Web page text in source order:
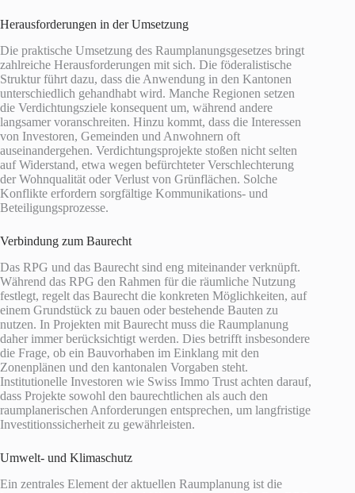
Herausforderungen in der Umsetzung
Die praktische Umsetzung des Raumplanungsgesetzes bringt
zahlreiche Herausforderungen mit sich. Die föderalistische
Struktur führt dazu, dass die Anwendung in den Kantonen
unterschiedlich gehandhabt wird. Manche Regionen setzen
die Verdichtungsziele konsequent um, während andere
langsamer voranschreiten. Hinzu kommt, dass die Interessen
von Investoren, Gemeinden und Anwohnern oft
auseinandergehen. Verdichtungsprojekte stoßen nicht selten
auf Widerstand, etwa wegen befürchteter Verschlechterung
der Wohnqualität oder Verlust von Grünflächen. Solche
Konflikte erfordern sorgfältige Kommunikations- und
Beteiligungsprozesse.
Verbindung zum Baurecht
Das RPG und das Baurecht sind eng miteinander verknüpft.
Während das RPG den Rahmen für die räumliche Nutzung
festlegt, regelt das Baurecht die konkreten Möglichkeiten, auf
einem Grundstück zu bauen oder bestehende Bauten zu
nutzen. In Projekten mit Baurecht muss die Raumplanung
daher immer berücksichtigt werden. Dies betrifft insbesondere
die Frage, ob ein Bauvorhaben im Einklang mit den
Zonenplänen und den kantonalen Vorgaben steht.
Institutionelle Investoren wie Swiss Immo Trust achten darauf,
dass Projekte sowohl den baurechtlichen als auch den
raumplanerischen Anforderungen entsprechen, um langfristige
Investitionssicherheit zu gewährleisten.
Umwelt- und Klimaschutz
Ein zentrales Element der aktuellen Raumplanung ist die